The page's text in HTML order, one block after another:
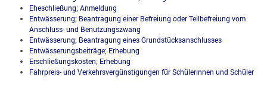
Eheschließung; Anmeldung
Entwässerung; Beantragung einer Befreiung oder Teilbefreiung vom
Anschluss- und Benutzungszwang
Entwässerung; Beantragung eines Grundstücksanschlusses
Entwässerungsbeiträge; Erhebung
Erschließungskosten; Erhebung
Fahrpreis- und Verkehrsvergünstigungen für Schülerinnen und Schüler